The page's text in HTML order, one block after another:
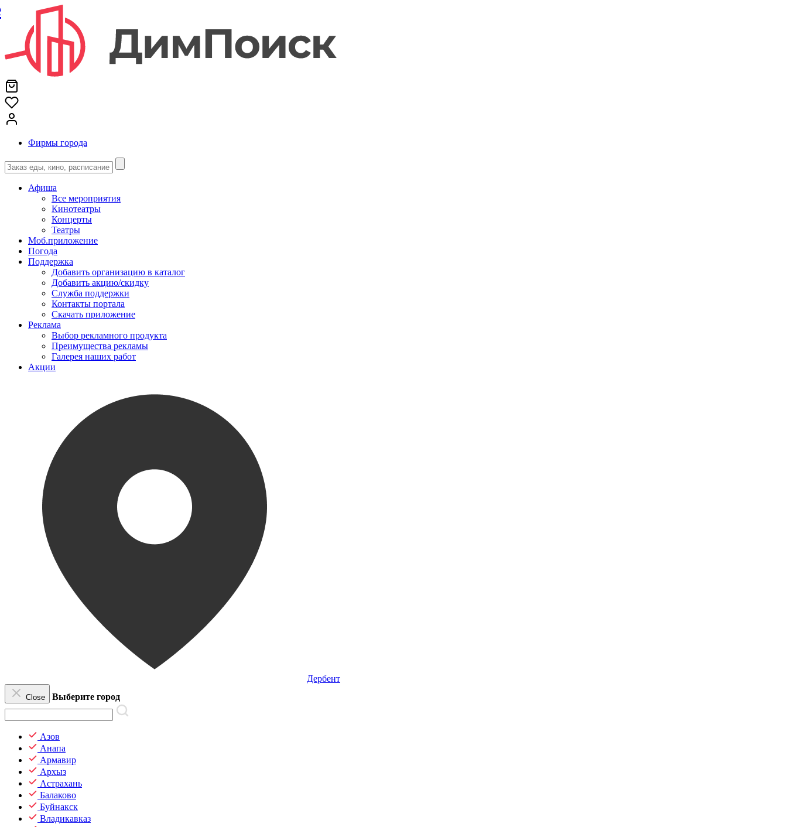
Фирмы города
Афиша
Все мероприятия
Кинотеатры
Концерты
Театры
Моб.приложение
Погода
Поддержка
Добавить организацию в каталог
Добавить акцию/скидку
Служба поддержки
Контакты портала
Скачать приложение
Реклама
Выбор рекламного продукта
Преимущества рекламы
Галерея наших работ
Акции
Дербент
Close Выберите город
Азов
Анапа
Армавир
Архыз
Астрахань
Балаково
Буйнакск
Владикавказ